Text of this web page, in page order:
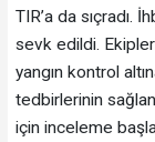
TIR’a da sıçradı.
sevk edildi.
yangın kontrol
tedbirlerinin
için inceleme